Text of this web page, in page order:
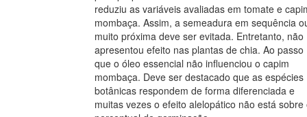
reduziu as variáveis avaliadas em tomate e
mombaça. Assim, a semeadura em sequência
muito próxima deve ser evitada. Entretanto, não
apresentou efeito nas plantas de chia. Ao passo
que o óleo essencial não influenciou o capim
mombaça. Deve ser destacado que as espécies
botânicas respondem de forma diferenciada e
muitas vezes o efeito alelopático não está sobre